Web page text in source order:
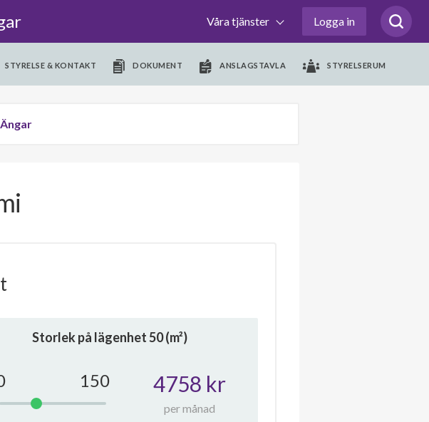
Våra tjänster Logga in
STYRELSE & KONTAKT DOKUMENT ANSLAGSTAVLA STYRELSERUM
Storlek på lägenhet50(m²)
150 4758 kr
per månad